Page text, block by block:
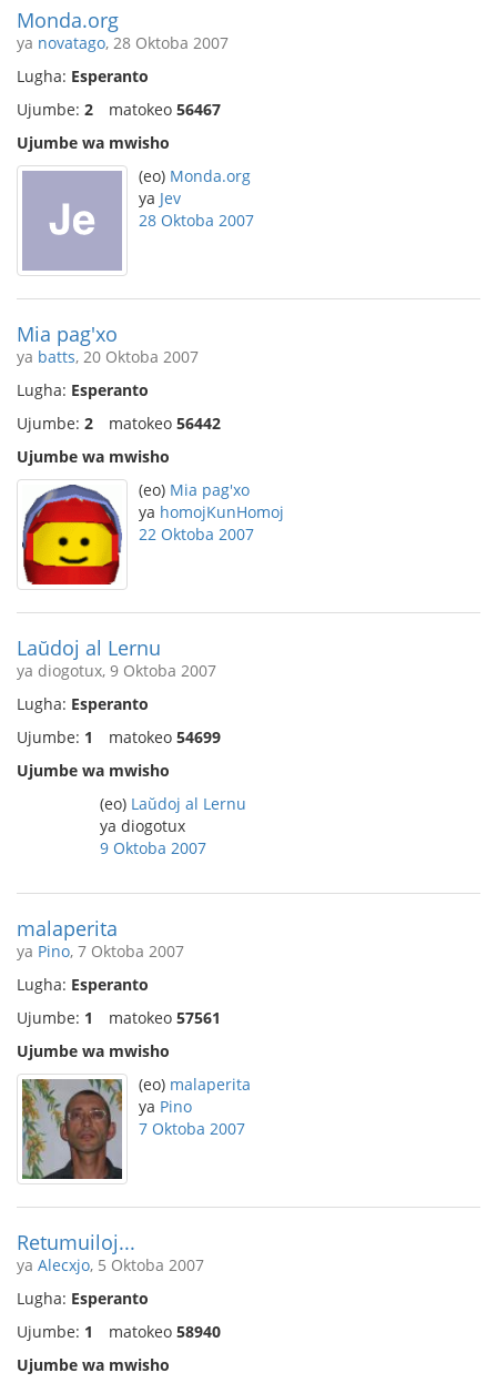
Monda.org
ya novatago, 28 Oktoba 2007
Lugha: Esperanto
Ujumbe: 2 matokeo 56467
Ujumbe wa mwisho
(eo) Monda.org
ya Jev
28 Oktoba 2007
Mia pag'xo
ya batts, 20 Oktoba 2007
Lugha: Esperanto
Ujumbe: 2 matokeo 56442
Ujumbe wa mwisho
(eo) Mia pag'xo
ya homojKunHomoj
22 Oktoba 2007
Laŭdoj al Lernu
ya diogotux, 9 Oktoba 2007
Lugha: Esperanto
Ujumbe: 1 matokeo 54699
Ujumbe wa mwisho
(eo) Laŭdoj al Lernu
ya diogotux
9 Oktoba 2007
malaperita
ya Pino, 7 Oktoba 2007
Lugha: Esperanto
Ujumbe: 1 matokeo 57561
Ujumbe wa mwisho
(eo) malaperita
ya Pino
7 Oktoba 2007
Retumuiloj...
ya Alecxjo, 5 Oktoba 2007
Lugha: Esperanto
Ujumbe: 1 matokeo 58940
Ujumbe wa mwisho